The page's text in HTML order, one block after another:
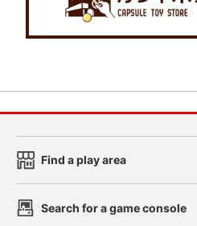
Find a play area
Search for a game console